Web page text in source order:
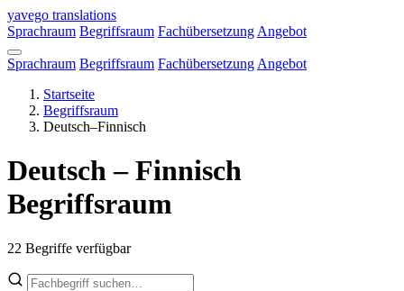
Direkt
zum
Inhalt
yavego translations
Sprachraum Begriffsraum Fachübersetzung Angebot
Sprachraum Begriffsraum Fachübersetzung Angebot
Pfadnavigation
Startseite
Begriffsraum
Deutsch–Finnisch
Deutsch – Finnisch
Begriffsraum
22 Begriffe verfügbar